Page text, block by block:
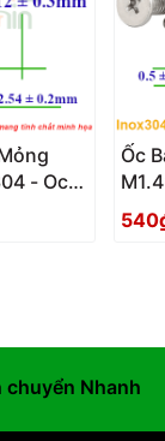
- Oc
Ốc
chuyển Nhanh